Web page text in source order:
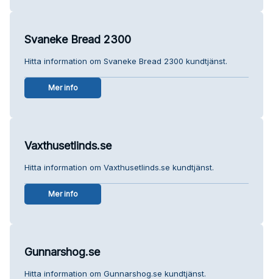
Svaneke Bread 2300
Hitta information om Svaneke Bread 2300 kundtjänst.
Mer info
Vaxthusetlinds.se
Hitta information om Vaxthusetlinds.se kundtjänst.
Mer info
Gunnarshog.se
Hitta information om Gunnarshog.se kundtjänst.